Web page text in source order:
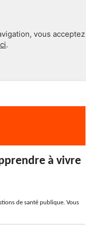
vous acceptez
.
à vivre
de santé publique. Vous